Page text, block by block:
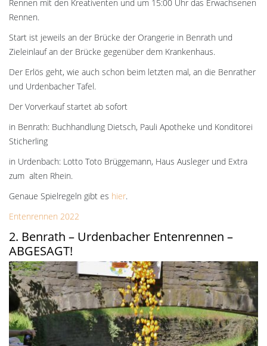
Rennen mit den Kreativenten und um 15:00 Uhr das Erwachsenen
Rennen.
Start ist jeweils an der Brücke der Orangerie in Benrath und
Zieleinlauf an der Brücke gegenüber dem Krankenhaus.
Der Erlös geht, wie auch schon beim letzten mal, an die Benrather
und Urdenbacher Tafel.
Der Vorverkauf startet ab sofort
in Benrath: Buchhandlung Dietsch, Pauli Apotheke und Konditorei
Sticherling
in Urdenbach: Lotto Toto Brüggemann, Haus Ausleger und Extra
zum alten Rhein.
Genaue Spielregeln gibt es hier.
Entenrennen 2022
2. Benrath – Urdenbacher Entenrennen –
ABGESAGT!